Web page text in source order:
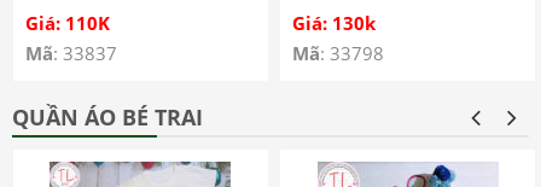
Giá: 110K
Mã: 33837
Giá: 130k
Mã: 33798
QUẦN ÁO BÉ TRAI